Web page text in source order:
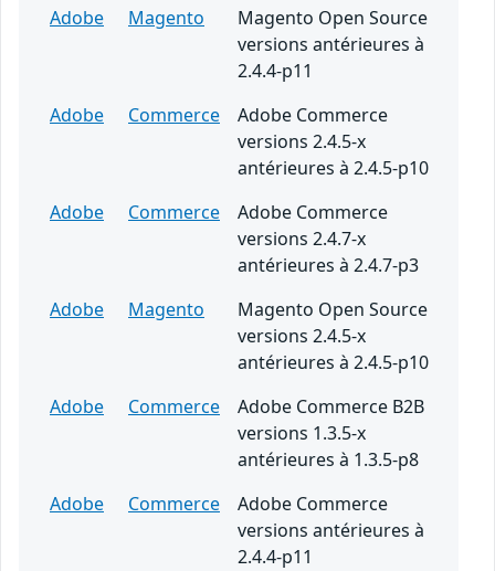
Adobe
Magento
Magento Open Source
versions antérieures à
2.4.4-p11
Adobe
Commerce
Adobe Commerce
versions 2.4.5-x
antérieures à 2.4.5-p10
Adobe
Commerce
Adobe Commerce
versions 2.4.7-x
antérieures à 2.4.7-p3
Adobe
Magento
Magento Open Source
versions 2.4.5-x
antérieures à 2.4.5-p10
Adobe
Commerce
Adobe Commerce B2B
versions 1.3.5-x
antérieures à 1.3.5-p8
Adobe
Commerce
Adobe Commerce
versions antérieures à
2.4.4-p11